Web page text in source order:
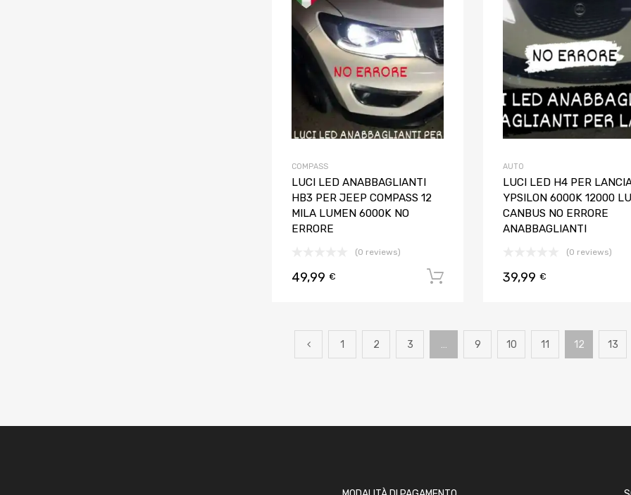
Aggiungi al confronto
COMPASS
LUCI LED ANABBAGLIANTI
HB3 PER JEEP COMPASS 12
MILA LUMEN 6000K NO
ERRORE
(0 reviews)
49,99 € Aggiungi al carrello
AUTO
LUCI LED H4 PER
YPSILON 6000K 12000
CANBUS NO ERRORE
ANABBAGLIANTI
(0 reviews)
39,99 €
1 2 3 … 9 10 11 12 13